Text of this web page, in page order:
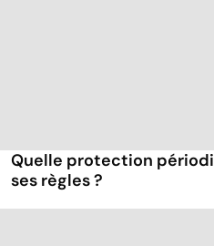
Quelle protection
ses règles ?